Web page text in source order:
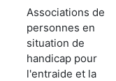
Associations de
personnes en
situation de
handicap pour
l'entraide et la